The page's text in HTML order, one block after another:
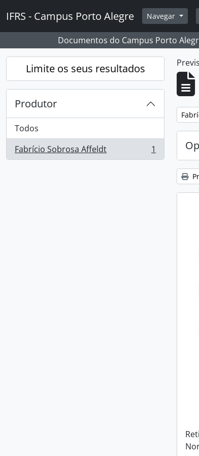
IFRS - Campus Porto Alegre Navegar
Documentos do Campus Porto
Limite os seus resultados
Produtor
Todos
Fabrício Sobrosa Affeldt
, 1 resultados 1